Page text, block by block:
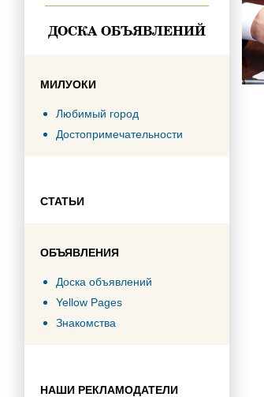
ДОСКА ОБЪЯВЛЕНИЙ
МИЛУОКИ
Любимый город
Достопримечательности
СТАТЬИ
ОБЪЯВЛЕНИЯ
Доска объявлений
Yellow Pages
Знакомства
НАШИ РЕКЛАМОДАТЕЛИ